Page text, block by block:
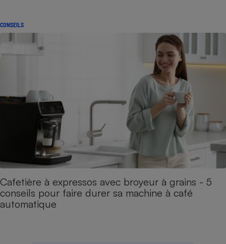
CONSEILS
Cafetière à expressos avec broyeur à grains - 5
conseils pour faire durer sa machine à café
automatique